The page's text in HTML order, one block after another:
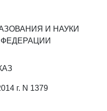
И НАУКИ
г. N 1379